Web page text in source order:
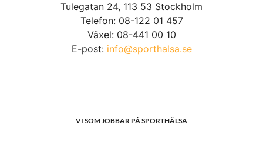
Tulegatan 24, 113 53 Stockholm
Telefon: 08-122 01 457
Växel: 08-441 00 10
E-post: info@sporthalsa.se
VI SOM JOBBAR PÅ SPORTHÄLSA